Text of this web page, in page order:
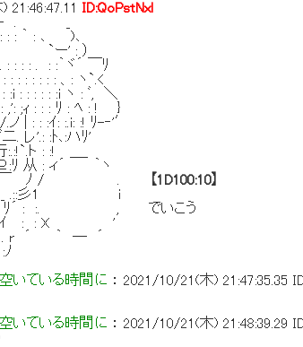
21:46:47.11
ID:QoPstNxl
. _
｀ : ､ )､
: `ー' : ）
. : :｀ヾ´ ￣ﾘ
: : : : : 、: ヽ`.<
: : : : : :i ヽ : ﾞ, ＼
;ｨ : : : ﾘ : ﾍ : ! }
| : : :ｲ: :.i: :! ﾘ-‐'′
レ'.: :ﾄ､:ハﾘ'
ト : :! ＿_
: ィ´ ｀ヽ
￣ ﾉ / .
【1D100:10】
_ _ .::彡1 i
ﾘ´ : :. , でいこう
ｲ : : X '
｀ ─ ´
いている時間に ：2021/10/21(木) 21:47:35.35
いている時間に ：2021/10/21(木) 21:48:39.29